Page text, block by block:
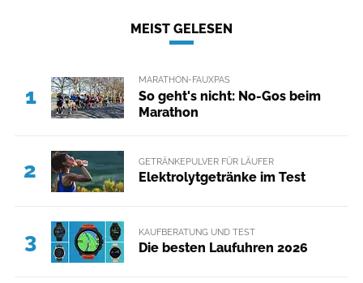
MEIST GELESEN
1
MARATHON-FAUXPAS
So geht's nicht: No-Gos beim
Marathon
2 GETRÄNKEPULVER FÜR LÄUFER
Elektrolytgetränke im Test
3 KAUFBERATUNG UND TEST
Die besten Laufuhren 2026